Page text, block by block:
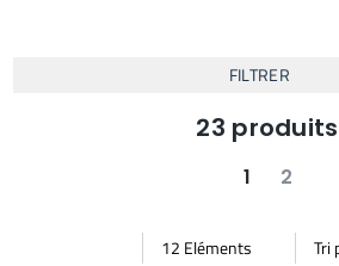
FILTRER
23 produits
1 2
Mode vignette
Mode bande
Par
page
Trier
par